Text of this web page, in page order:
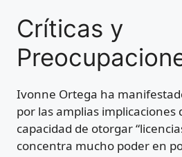
Críticas y
Ivonne Ortega ha
por las amplias implicaciones
capacidad de otorgar
concentra mucho poder en